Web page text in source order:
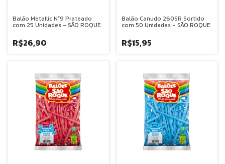
Balão Metallic N°9 Prateado
com 25 Unidades - SÃO ROQUE
R$26,90
Balão Canudo 260SR Sortido
com 50 Unidades - SÃO ROQUE
R$15,95